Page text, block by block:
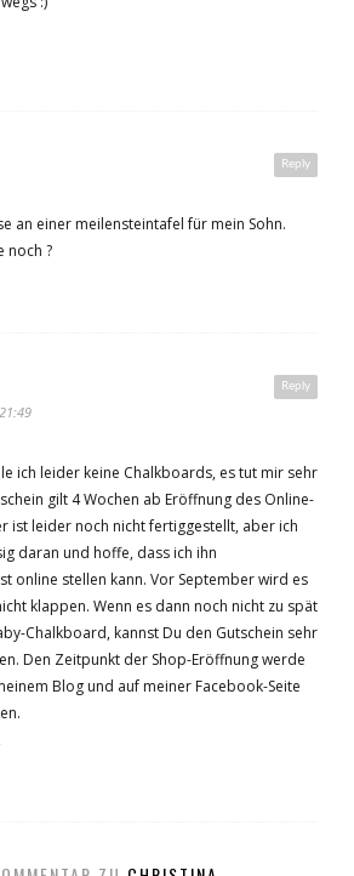
Reply
an einer meilensteintafel für mein Sohn.
noch ?
Reply
ich leider keine Chalkboards, es tut mir sehr
gilt 4 Wochen ab Eröffnung des Online-
ist leider noch nicht fertiggestellt, aber ich
daran und hoffe, dass ich ihn
online stellen kann. Vor September wird es
klappen. Wenn es dann noch nicht zu spät
Chalkboard, kannst Du den Gutschein sehr
Den Zeitpunkt der Shop-Eröffnung werde
Blog und auf meiner Facebook-Seite